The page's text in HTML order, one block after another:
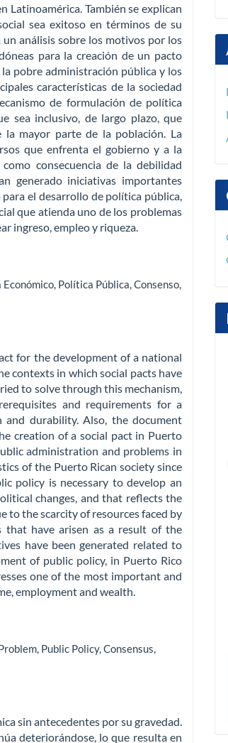
Latinoamérica. También se explican
sea exitoso en términos de su
análisis sobre los motivos por los
para la creación de un pacto
pobre administración pública y los
características de la sociedad
de formulación de política
sea inclusivo, de largo plazo, que
la mayor parte de la población. La
que enfrenta el gobierno y a la
consecuencia de la debilidad
generado iniciativas importantes
el desarrollo de política pública,
que atienda uno de los problemas
ingreso, empleo y riqueza.
Económico, Política Pública,Consenso,
for the development of a national
contexts in which social pacts have
to solve through this mechanism,
and requirements for a
and durability. Also, the document
creation of a social pact in Puerto
administration and problems in
of the Puerto Rican society since
policy is necessary to develop an
changes, and that reflects the
to the scarcity of resources faced by
that have arisen as a result of the
have been generated related to
of public policy, in Puerto Rico
one of the most important and
employment and wealth.
, Public Policy,Consensus,
sin antecedentes por su gravedad.
deteriorándose, lo que resulta en